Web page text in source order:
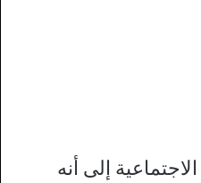
إلى أنه